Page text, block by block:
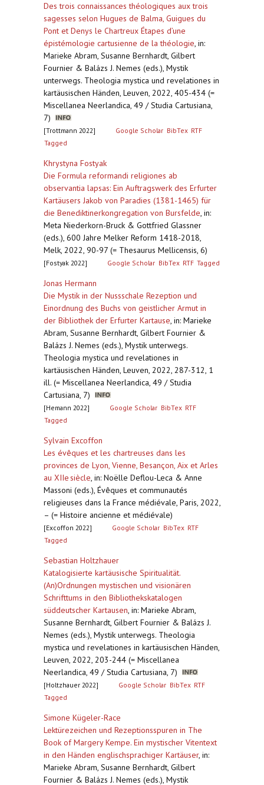
Des trois connaissances théologiques aux trois
sagesses selon Hugues de Balma, Guigues du
Pont et Denys le Chartreux Étapes d’une
épistémologie cartusienne de la théologie, in:
Marieke Abram, Susanne Bernhardt, Gilbert
Fournier & Balázs J. Nemes (eds.), Mystik
unterwegs. Theologia mystica und revelationes in
kartäusischen Händen, Leuven, 2022, 405-434 (=
Miscellanea Neerlandica, 49 / Studia Cartusiana,
7)
[Trottmann 2022] Google Scholar BibTex RTF
Tagged
Khrystyna Fostyak
Die Formula reformandi religiones ab
observantia lapsas: Ein Auftragswerk des Erfurter
Kartäusers Jakob von Paradies (1381-1465) für
die Benediktinerkongregation von Bursfelde, in:
Meta Niederkorn-Bruck & Gottfried Glassner
(eds.), 600 Jahre Melker Reform 1418-2018,
Melk, 2022, 90-97 (= Thesaurus Mellicensis, 6)
[Fostyak 2022] Google Scholar BibTex RTF Tagged
Jonas Hermann
Die Mystik in der Nussschale Rezeption und
Einordnung des Buchs von geistlicher Armut in
der Bibliothek der Erfurter Kartause, in: Marieke
Abram, Susanne Bernhardt, Gilbert Fournier &
Balázs J. Nemes (eds.), Mystik unterwegs.
Theologia mystica und revelationes in
kartäusischen Händen, Leuven, 2022, 287-312, 1
ill. (= Miscellanea Neerlandica, 49 / Studia
Cartusiana, 7)
[Hemann 2022] Google Scholar BibTex RTF
Tagged
Sylvain Excoffon
Les évêques et les chartreuses dans les
provinces de Lyon, Vienne, Besançon, Aix et Arles
au XIIe siècle, in: Noëlle Deflou-Leca & Anne
Massoni (eds.), Évêques et communautés
religieuses dans la France médiévale, Paris, 2022,
– (= Histoire ancienne et médiévale)
[Excoffon 2022] Google Scholar BibTex RTF
Tagged
Sebastian Holtzhauer
Katalogisierte kartäusische Spiritualität.
(An)Ordnungen mystischen und visionären
Schrifttums in den Bibliothekskatalogen
süddeutscher Kartausen, in: Marieke Abram,
Susanne Bernhardt, Gilbert Fournier & Balázs J.
Nemes (eds.), Mystik unterwegs. Theologia
mystica und revelationes in kartäusischen Händen,
Leuven, 2022, 203-244 (= Miscellanea
Neerlandica, 49 / Studia Cartusiana, 7)
[Holtzhauer 2022] Google Scholar BibTex RTF
Tagged
Simone Kügeler-Race
Lektürezeichen und Rezeptionsspuren in The
Book of Margery Kempe. Ein mystischer Vitentext
in den Händen englischsprachiger Kartäuser, in:
Marieke Abram, Susanne Bernhardt, Gilbert
Fournier & Balázs J. Nemes (eds.), Mystik